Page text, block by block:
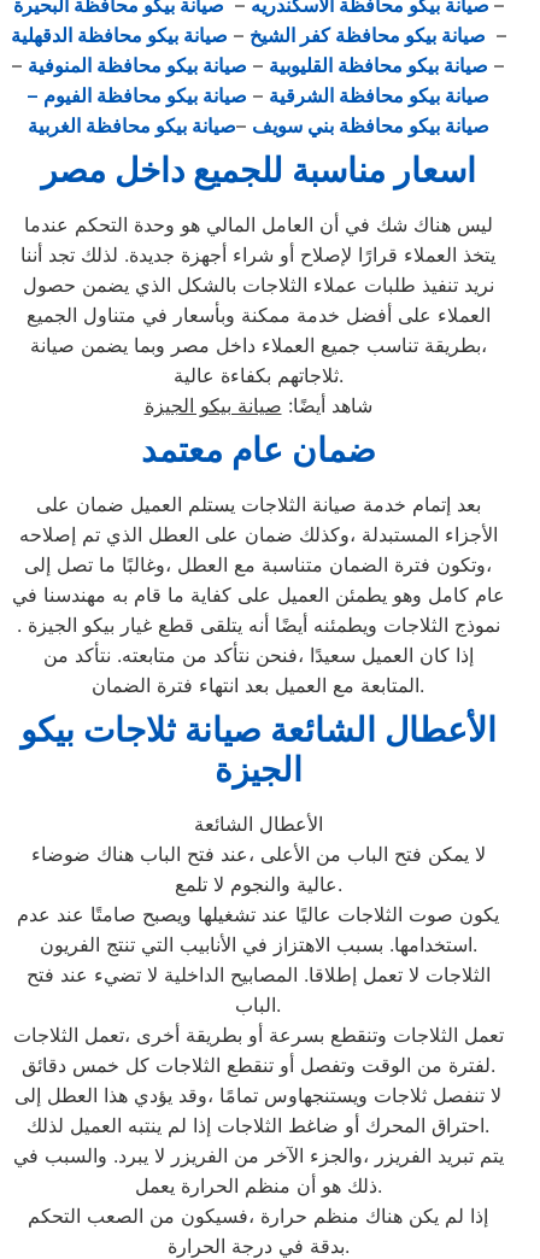
– صيانة بيكو محافظة الاسكندريه – صيانة بيكو محافظة البحيرة
– صيانة بيكو محافظة كفر الشيخ – صيانة بيكو محافظة الدقهلية
– صيانة بيكو محافظة القليوبية – صيانة بيكو محافظة المنوفية –
صيانة بيكو محافظة الشرقية – صيانة بيكو محافظة الفيوم –
صيانة بيكو محافظة بني سويف –صيانة بيكو محافظة الغربية
اسعار مناسبة للجميع داخل مصر
ليس هناك شك في أن العامل المالي هو وحدة التحكم عندما
يتخذ العملاء قرارًا لإصلاح أو شراء أجهزة جديدة. لذلك تجد أننا
نريد تنفيذ طلبات عملاء الثلاجات بالشكل الذي يضمن حصول
العملاء على أفضل خدمة ممكنة وبأسعار في متناول الجميع
،بطريقة تناسب جميع العملاء داخل مصر وبما يضمن صيانة
ثلاجاتهم بكفاءة عالية.
شاهد أيضًا: صيانة بيكو الجيزة
ضمان عام معتمد
بعد إتمام خدمة صيانة الثلاجات يستلم العميل ضمان على
الأجزاء المستبدلة ،وكذلك ضمان على العطل الذي تم إصلاحه
،وتكون فترة الضمان متناسبة مع العطل ،وغالبًا ما تصل إلى
عام كامل وهو يطمئن العميل على كفاية ما قام به مهندسنا في
نموذج الثلاجات ويطمئنه أيضًا أنه يتلقى قطع غيار بيكو الجيزة .
إذا كان العميل سعيدًا ،فنحن نتأكد من متابعته. نتأكد من
المتابعة مع العميل بعد انتهاء فترة الضمان.
الأعطال الشائعة صيانة ثلاجات بيكو
الجيزة
الأعطال الشائعة
لا يمكن فتح الباب من الأعلى ،عند فتح الباب هناك ضوضاء
عالية والنجوم لا تلمع.
يكون صوت الثلاجات عاليًا عند تشغيلها ويصبح صامتًا عند عدم
استخدامها. بسبب الاهتزاز في الأنابيب التي تنتج الفريون.
الثلاجات لا تعمل إطلاقا. المصابيح الداخلية لا تضيء عند فتح
الباب.
تعمل الثلاجات وتنقطع بسرعة أو بطريقة أخرى ،تعمل الثلاجات
لفترة من الوقت وتفصل أو تنقطع الثلاجات كل خمس دقائق.
لا تنفصل ثلاجات ويستنجهاوس تمامًا ،وقد يؤدي هذا العطل إلى
احتراق المحرك أو ضاغط الثلاجات إذا لم ينتبه العميل لذلك.
يتم تبريد الفريزر ،والجزء الآخر من الفريزر لا يبرد. والسبب في
ذلك هو أن منظم الحرارة يعمل.
إذا لم يكن هناك منظم حرارة ،فسيكون من الصعب التحكم
بدقة في درجة الحرارة.